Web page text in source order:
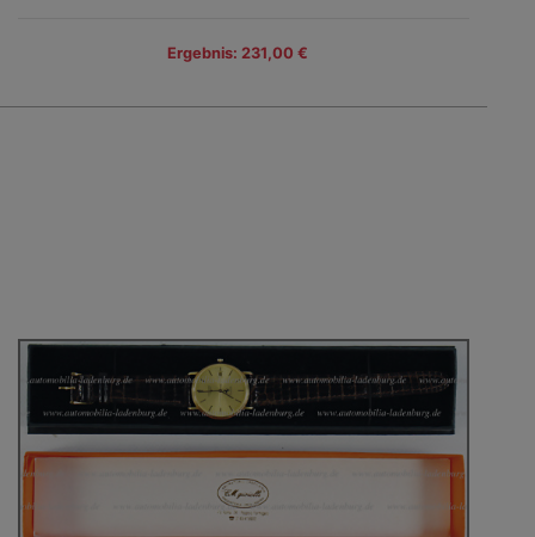
Ergebnis: 231,00 €